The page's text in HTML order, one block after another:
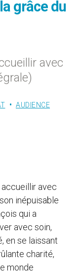
grâce du
avec
AUDIENCE
accueillir avec
inépuisable
qui a
avec soin,
en se laissant
charité,
monde